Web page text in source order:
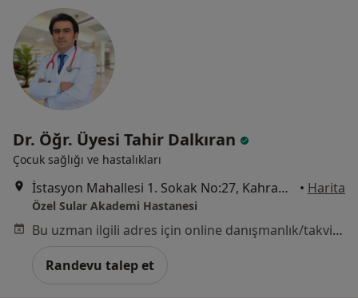
Dr. Öğr. Üyesi Tahir Dalkıran
Çocuk sağlığı ve hastalıkları
İstasyon Mahallesi 1. Sokak No:27, Kahramanmaraş • Harita
Özel Sular Akademi Hastanesi
Bu uzman ilgili adres için online danışmanlık/takvim sunmuyor.
Randevu talep et